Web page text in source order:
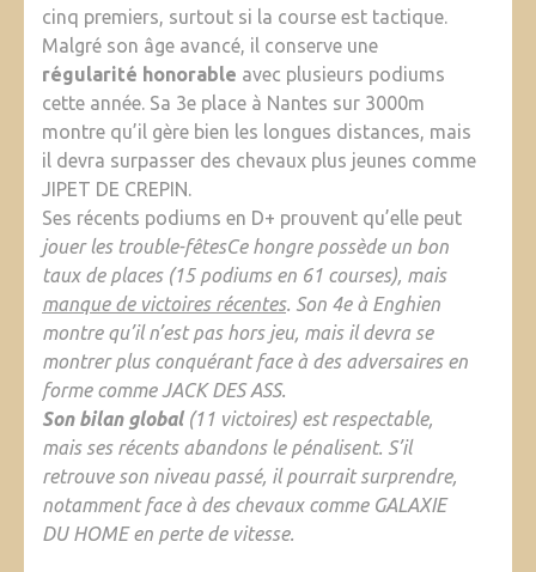
cinq premiers, surtout si la course est tactique.
Malgré son âge avancé, il conserve une
régularité honorable avec plusieurs podiums
cette année. Sa 3e place à Nantes sur 3000m
montre qu’il gère bien les longues distances, mais
il devra surpasser des chevaux plus jeunes comme
JIPET DE CREPIN.
Ses récents podiums en D+ prouvent qu’elle peut
jouer les trouble-fêtesCe hongre possède un bon
taux de places (15 podiums en 61 courses), mais
manque de victoires récentes. Son 4e à Enghien
montre qu’il n’est pas hors jeu, mais il devra se
montrer plus conquérant face à des adversaires en
forme comme JACK DES ASS.
Son bilan global(11 victoires) est respectable,
mais ses récents abandons le pénalisent. S’il
retrouve son niveau passé, il pourrait surprendre,
notamment face à des chevaux comme GALAXIE
DU HOME en perte de vitesse.